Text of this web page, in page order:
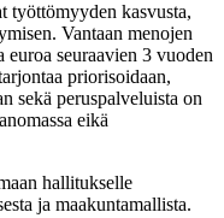
työttömyyden kasvusta,
Vantaan menojen
seuraavien 3 vuoden
priorisoidaan,
sekä peruspalveluista on
eikä
hallitukselle
ja maakuntamallista.